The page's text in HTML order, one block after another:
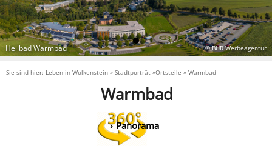
© BUR Werbeagentur
Heilbad Warmbad
Sie sind hier: Leben in Wolkenstein » Stadtporträt »Ortsteile » Warmbad
Warmbad
Panorama